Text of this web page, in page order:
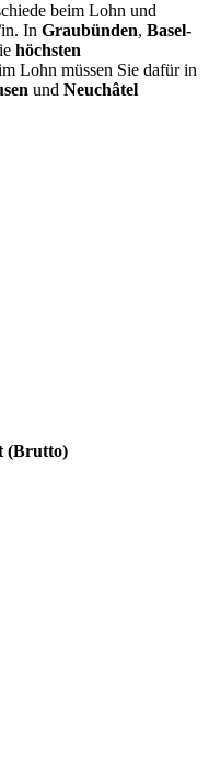
beim Lohn und
In Graubünden, Basel-
höchsten
Lohn müssen Sie dafür in
und Neuchâtel
(Brutto)